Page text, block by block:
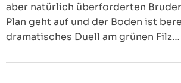
aber natürlich überforderten Bruder
Plan geht auf und der Boden ist
dramatisches Duell am grünen Filz…